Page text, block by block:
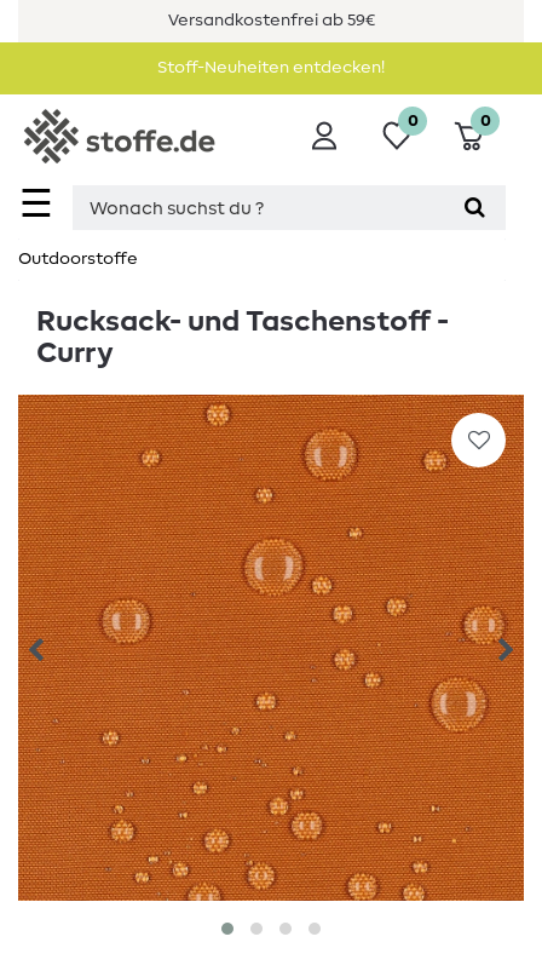
Versandkostenfrei ab 59€
Stoff-Neuheiten entdecken!
☰
0 0
Outdoorstoffe
Rucksack- und Taschenstoff -
Curry